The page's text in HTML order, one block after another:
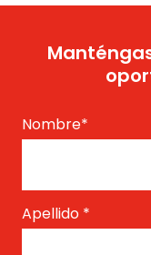
Nombre*
Apellido *